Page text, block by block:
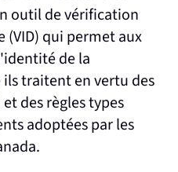
outil de vérification
qui permet aux
de la
traitent en vertu des
des règles types
adoptées par les